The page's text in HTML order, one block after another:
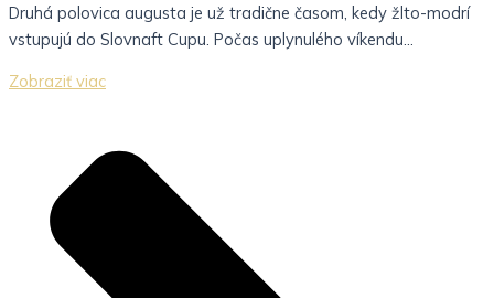
Druhá polovica augusta je už tradične časom, kedy žlto-modrí
vstupujú do Slovnaft Cupu. Počas uplynulého víkendu...
Zobraziť viac